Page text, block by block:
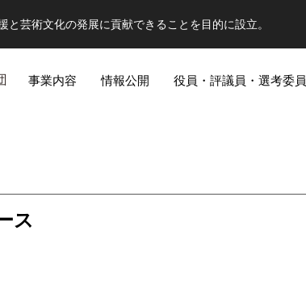
芸術文化の発展に貢献できることを目的に設立。
事業内容 情報公開 役員・評議員・選考委員
ス